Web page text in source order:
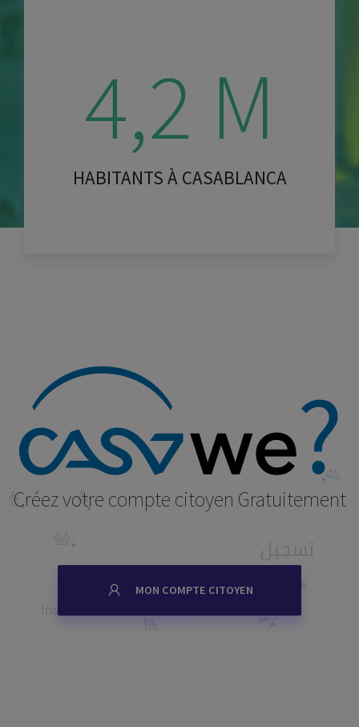
4,2 M
HABITANTS À CASABLANCA
Créez votre compte citoyen Gratuitement
MON COMPTE CITOYEN